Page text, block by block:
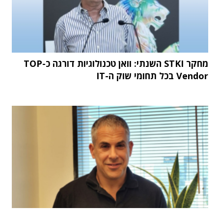
מחקר STKI השנתי: וואן טכנולוגיות דורגה כ-TOP
Vendor בכל תחומי שוק ה-IT